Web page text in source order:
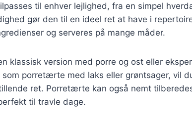
til enhver lejlighed, fra en simpel
gør den til en ideel ret at have i
og serveres på mange måder.
klassisk version med porre og ost eller
porretærte med laks eller grøntsager, vil
ret. Porretærte kan også nemt
til travle dage.